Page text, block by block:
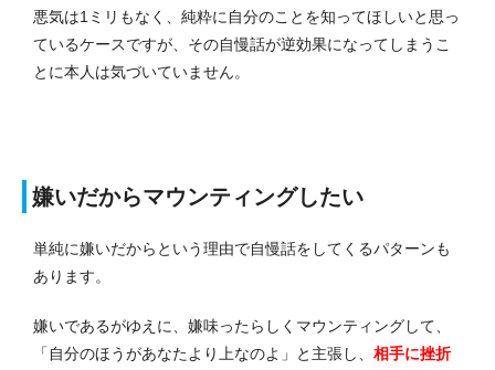
悪気は1ミリもなく、純粋に自分のことを知ってほしいと思っ
ているケースですが、その自慢話が逆効果になってしまうこ
とに本人は気づいていません。
嫌いだからマウンティングしたい
単純に嫌いだからという理由で自慢話をしてくるパターンも
あります。
嫌いであるがゆえに、嫌味ったらしくマウンティングして、
「自分のほうがあなたより上なのよ」と主張し、 相手に挫折